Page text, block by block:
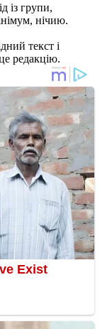
із групи,
нічию.
текст і
редакцію.